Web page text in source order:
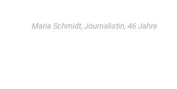
Maria Schmidt, Journalistin, 46 Jahre